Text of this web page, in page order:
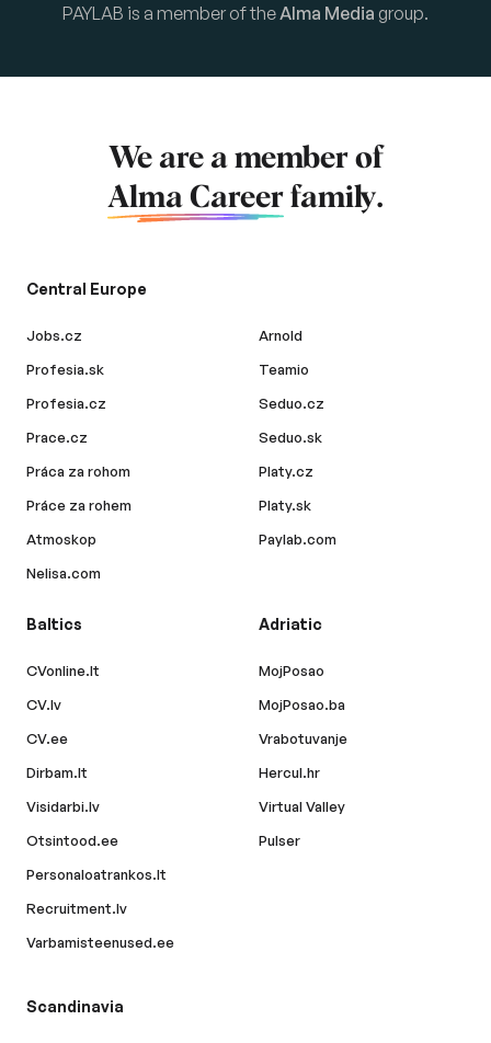
PAYLAB is a member of theAlma Media group.
We are a member of
Alma Career family.
Central Europe
Jobs.cz
Profesia.sk
Profesia.cz
Prace.cz
Práca za rohom
Práce za rohem
Atmoskop
Nelisa.com
Arnold
Teamio
Seduo.cz
Seduo.sk
Platy.cz
Platy.sk
Paylab.com
Baltics
CVonline.lt
CV.lv
CV.ee
Dirbam.lt
Visidarbi.lv
Otsintood.ee
Personaloatrankos.lt
Recruitment.lv
Varbamisteenused.ee
Adriatic
MojPosao
MojPosao.ba
Vrabotuvanje
Hercul.hr
Virtual Valley
Pulser
Scandinavia